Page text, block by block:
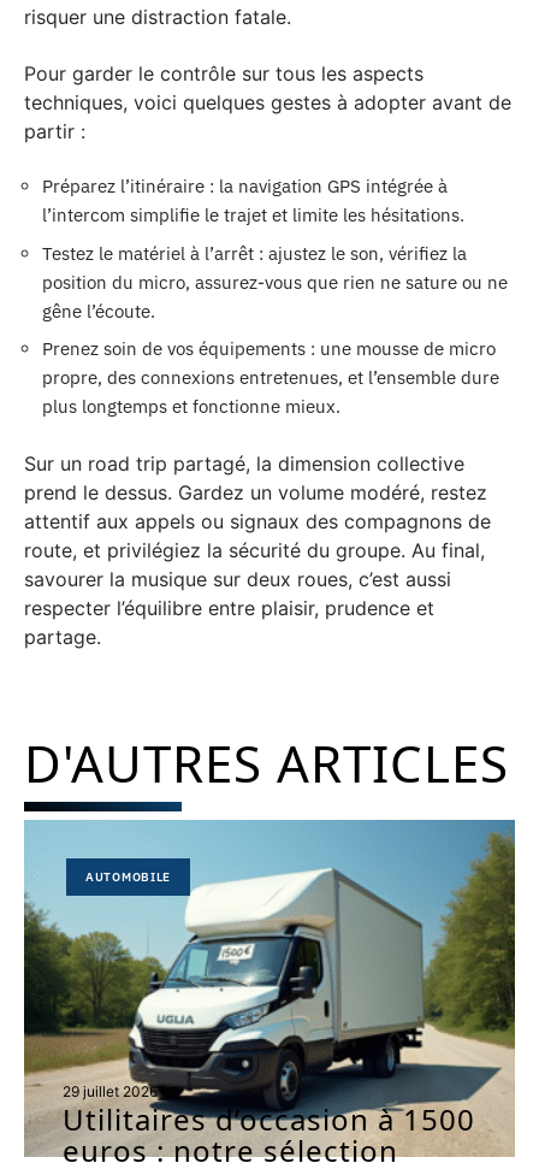
risquer une distraction fatale.
Pour garder le contrôle sur tous les aspects
techniques, voici quelques gestes à adopter avant de
partir :
Préparez l’itinéraire : la navigation GPS intégrée à
l’intercom simplifie le trajet et limite les hésitations.
Testez le matériel à l’arrêt : ajustez le son, vérifiez la
position du micro, assurez-vous que rien ne sature ou ne
gêne l’écoute.
Prenez soin de vos équipements : une mousse de micro
propre, des connexions entretenues, et l’ensemble dure
plus longtemps et fonctionne mieux.
Sur un road trip partagé, la dimension collective
prend le dessus. Gardez un volume modéré, restez
attentif aux appels ou signaux des compagnons de
route, et privilégiez la sécurité du groupe. Au final,
savourer la musique sur deux roues, c’est aussi
respecter l’équilibre entre plaisir, prudence et
partage.
D'AUTRES ARTICLES
AUTOMOBILE
29 juillet 2026
Utilitaires d’occasion à 1500
euros : notre sélection